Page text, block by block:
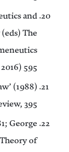
and
The
595.
(1988)
395.
George
of